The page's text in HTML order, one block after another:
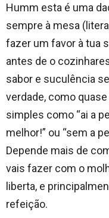
Humm esta é uma
sempre à mesa
fazer um favor à tua
antes de o
sabor e suculência
verdade, como
simples como “ai a
melhor!” ou “sem a
Depende mais de
vais fazer com o
liberta, e
refeição.